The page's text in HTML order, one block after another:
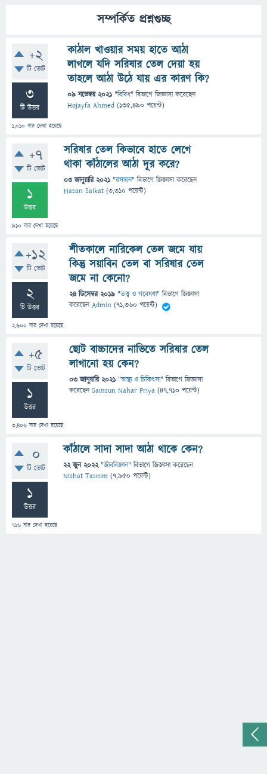
সম্পর্কিত প্রশ্নগুচ্ছ
+2
টি ভোট
3
টি উত্তর
1,010 বার দেখা হয়েছে
কাঠাল খাওয়ার সময় হাতে আঠা
লাগলে যদি সরিষার তেল দেয়া হয়
তাহলে আঠা উঠে যায় এর কারণ কি?
09 নভেম্বর 2021 "বিবিধ" বিভাগে জিজ্ঞাসাকরেছেন
Hojayfa Ahmed (135,490 পয়েন্ট)
+7
টি ভোট
1
উত্তর
910 বার দেখা হয়েছে
সরিষার তেল কিভাবে হাতে লেগে
থাকা কাঁঠালের আঠা দূর করে?
03 জানুয়ারি 2021 "রসায়ন" বিভাগে জিজ্ঞাসাকরেছেন
Hasan Saikat (3,310 পয়েন্ট)
+12
টি ভোট
2
টি উত্তর
2,600 বার দেখা হয়েছে
শীতকালে নারিকেল তেল জমে যায়
কিন্তু সয়াবিন তেল বা সরিষার তেল
জমে না কেনো?
24 ডিসেম্বর 2019 "তত্ত্ব ও গবেষণা" বিভাগে জিজ্ঞাসা
করেছেনAdmin (71,360 পয়েন্ট)
+5
টি ভোট
1
উত্তর
3,406 বার দেখা হয়েছে
ছোট বাচ্চাদের নাভিতে সরিষার তেল
লাগানো হয় কেন?
03 জানুয়ারি 2021 "স্বাস্থ্য ও চিকিৎসা" বিভাগে জিজ্ঞাসা
করেছেনSamsun Nahar Priya (47,710 পয়েন্ট)
0
টি ভোট
1
উত্তর
716 বার দেখা হয়েছে
কাঁঠালে সাদা সাদা আঠা থাকে কেন?
22 জুন 2022 "জীববিজ্ঞান" বিভাগে জিজ্ঞাসাকরেছেন
Nishat Tasnim (7,950 পয়েন্ট)